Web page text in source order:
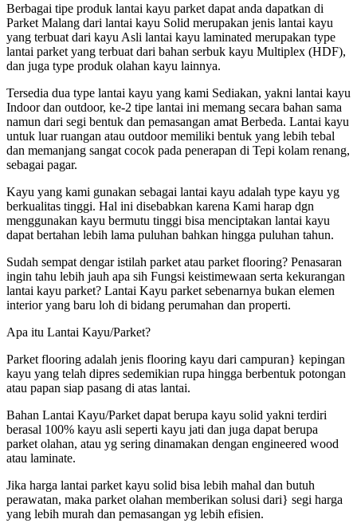
Berbagai tipe produk lantai kayu parket dapat anda dapatkan di
Parket Malang dari lantai kayu Solid merupakan jenis lantai kayu
yang terbuat dari kayu Asli lantai kayu laminated merupakan type
lantai parket yang terbuat dari bahan serbuk kayu Multiplex (HDF),
dan juga type produk olahan kayu lainnya.
Tersedia dua type lantai kayu yang kami Sediakan, yakni lantai kayu
Indoor dan outdoor, ke-2 tipe lantai ini memang secara bahan sama
namun dari segi bentuk dan pemasangan amat Berbeda. Lantai kayu
untuk luar ruangan atau outdoor memiliki bentuk yang lebih tebal
dan memanjang sangat cocok pada penerapan di Tepi kolam renang,
sebagai pagar.
Kayu yang kami gunakan sebagai lantai kayu adalah type kayu yg
berkualitas tinggi. Hal ini disebabkan karena Kami harap dgn
menggunakan kayu bermutu tinggi bisa menciptakan lantai kayu
dapat bertahan lebih lama puluhan bahkan hingga puluhan tahun.
Sudah sempat dengar istilah parket atau parket flooring? Penasaran
ingin tahu lebih jauh apa sih Fungsi keistimewaan serta kekurangan
lantai kayu parket? Lantai Kayu parket sebenarnya bukan elemen
interior yang baru loh di bidang perumahan dan properti.
Apa itu Lantai Kayu/Parket?
Parket flooring adalah jenis flooring kayu dari campuran} kepingan
kayu yang telah dipres sedemikian rupa hingga berbentuk potongan
atau papan siap pasang di atas lantai.
Bahan Lantai Kayu/Parket dapat berupa kayu solid yakni terdiri
berasal 100% kayu asli seperti kayu jati dan juga dapat berupa
parket olahan, atau yg sering dinamakan dengan engineered wood
atau laminate.
Jika harga lantai parket kayu solid bisa lebih mahal dan butuh
perawatan, maka parket olahan memberikan solusi dari} segi harga
yang lebih murah dan pemasangan yg lebih efisien.